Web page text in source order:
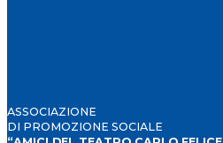
ASSOCIAZIONE
DI PROMOZIONE SOCIALE